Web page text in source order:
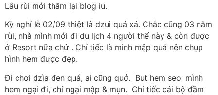
Lâu rùi mới thăm lại blog iu.
Kỳ nghỉ lễ 02/09 thiệt là dzui quá xá. Chắc cũng 03 năm
rùi, nhà mình mới đi du lịch 4 người thế này & còn được
ở Resort nữa chứ . Chỉ tiếc là mình mập quá nên chụp
hình hem được đẹp.
Đi chơi dzìa đen quá, ai cũng quở. But hem seo, mình
hem ngại đi, chỉ ngại mập & mụn. Chỉ tiếc cái bộ đầm